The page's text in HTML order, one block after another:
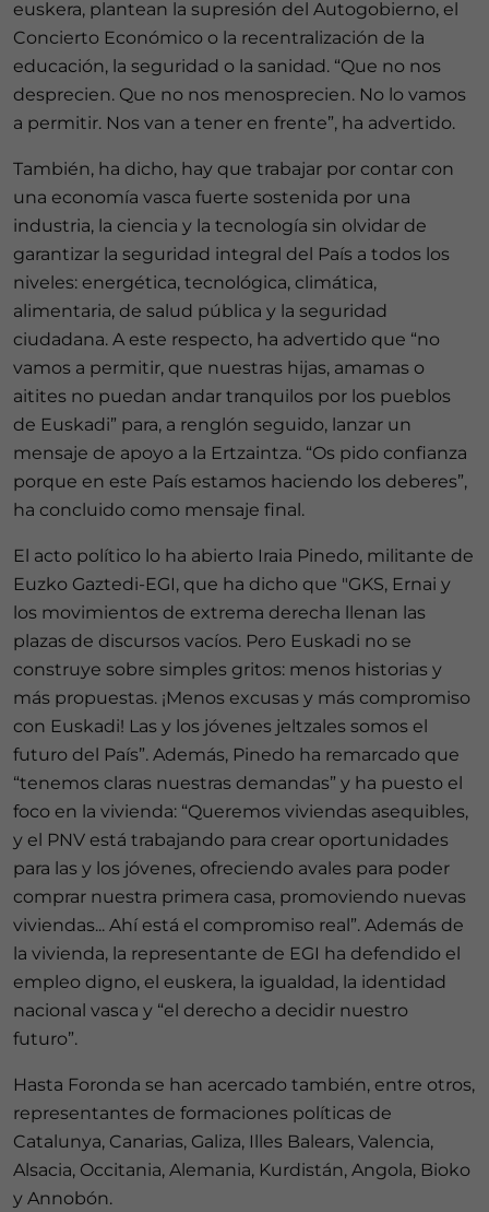
euskera, plantean la supresión del Autogobierno, el
Concierto Económico o la recentralización de la
educación, la seguridad o la sanidad. “Que no nos
desprecien. Que no nos menosprecien. No lo vamos
a permitir. Nos van a tener en frente”, ha advertido.
También, ha dicho, hay que trabajar por contar con
una economía vasca fuerte sostenida por una
industria, la ciencia y la tecnología sin olvidar de
garantizar la seguridad integral del País a todos los
niveles: energética, tecnológica, climática,
alimentaria, de salud pública y la seguridad
ciudadana. A este respecto, ha advertido que “no
vamos a permitir, que nuestras hijas, amamas o
aitites no puedan andar tranquilos por los pueblos
de Euskadi” para, a renglón seguido, lanzar un
mensaje de apoyo a la Ertzaintza. “Os pido confianza
porque en este País estamos haciendo los deberes”,
ha concluido como mensaje final.
El acto político lo ha abierto Iraia Pinedo, militante de
Euzko Gaztedi-EGI, que ha dicho que "GKS, Ernai y
los movimientos de extrema derecha llenan las
plazas de discursos vacíos. Pero Euskadi no se
construye sobre simples gritos: menos historias y
más propuestas. ¡Menos excusas y más compromiso
con Euskadi! Las y los jóvenes jeltzales somos el
futuro del País”. Además, Pinedo ha remarcado que
“tenemos claras nuestras demandas” y ha puesto el
foco en la vivienda: “Queremos viviendas asequibles,
y el PNV está trabajando para crear oportunidades
para las y los jóvenes, ofreciendo avales para poder
comprar nuestra primera casa, promoviendo nuevas
viviendas... Ahí está el compromiso real”. Además de
la vivienda, la representante de EGI ha defendido el
empleo digno, el euskera, la igualdad, la identidad
nacional vasca y “el derecho a decidir nuestro
futuro”.
Hasta Foronda se han acercado también, entre otros,
representantes de formaciones políticas de
Catalunya, Canarias, Galiza, Illes Balears, Valencia,
Alsacia, Occitania, Alemania, Kurdistán, Angola, Bioko
y Annobón.